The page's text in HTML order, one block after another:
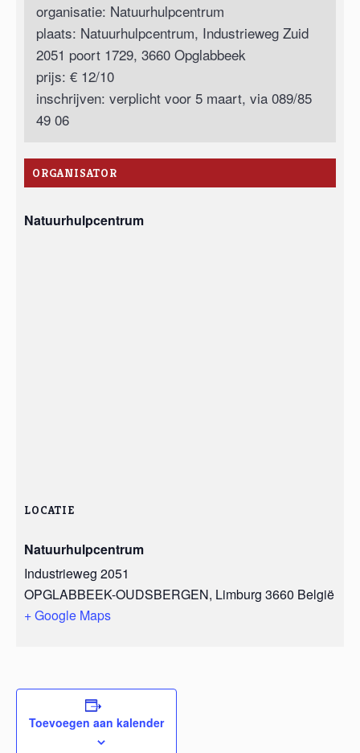
organisatie: Natuurhulpcentrum
plaats: Natuurhulpcentrum, Industrieweg Zuid
2051 poort 1729, 3660 Opglabbeek
prijs: € 12/10
inschrijven: verplicht voor 5 maart, via 089/85
49 06
ORGANISATOR
Natuurhulpcentrum
LOCATIE
Natuurhulpcentrum
Industrieweg 2051
OPGLABBEEK-OUDSBERGEN, Limburg 3660 België
+ Google Maps
Toevoegen aan kalender